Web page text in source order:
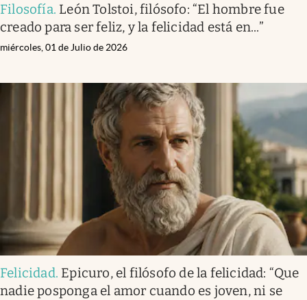
Filosofía. León Tolstoi, filósofo: “El hombre fue
creado para ser feliz, y la felicidad está en...”
miércoles, 01 de Julio de 2026
Felicidad. Epicuro, el filósofo de la felicidad: “Que
nadie posponga el amor cuando es joven, ni se